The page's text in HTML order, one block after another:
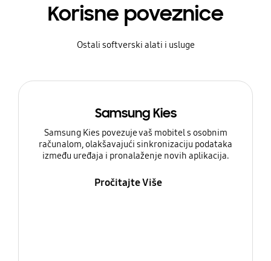
Korisne poveznice
Ostali softverski alati i usluge
Samsung Kies
Samsung Kies povezuje vaš mobitel s osobnim
računalom, olakšavajući sinkronizaciju podataka
između uređaja i pronalaženje novih aplikacija.
Pročitajte Više